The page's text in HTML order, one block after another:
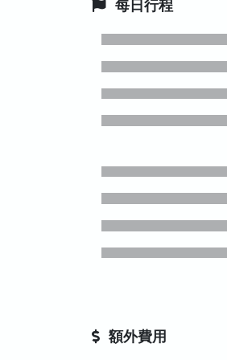
每日行程
額外費用